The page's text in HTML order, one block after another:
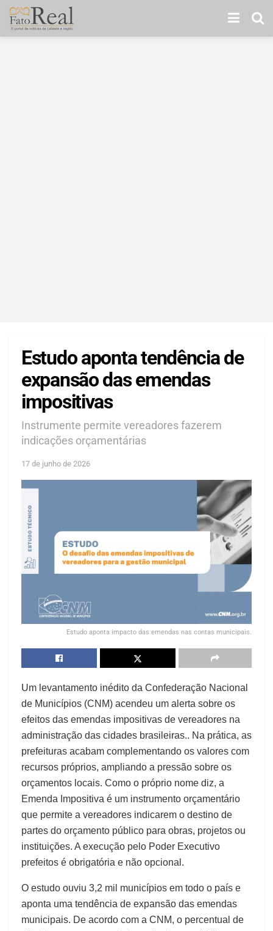
Estudo aponta tendência de
expansão das emendas
impositivas
Instrumente permite vereadores fazerem
indicações orçamentárias
17 de junho de 2026
Estudo aponta impacto das emendas nas contas municipais.
Um levantamento inédito da Confederação Nacional
de Municípios (CNM) acendeu um alerta sobre os
efeitos das emendas impositivas de vereadores na
administração das cidades brasileiras.. Na prática, as
prefeituras acabam complementando os valores com
recursos próprios, ampliando a pressão sobre os
orçamentos locais. Como o próprio nome diz, a
Emenda Impositiva é um instrumento orçamentário
que permite a vereadores indicarem o destino de
partes do orçamento público para obras, projetos ou
instituições. A execução pelo Poder Executivo
prefeitos é obrigatória e não opcional.
O estudo ouviu 3,2 mil municípios em todo o país e
aponta uma tendência de expansão das emendas
municipais. De acordo com a CNM, o percentual de